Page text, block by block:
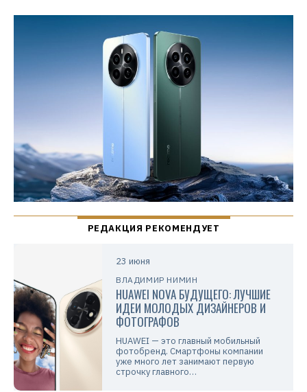
23 июня
ВЛАДИМИР НИМИН
HUAWEI NOVA БУДУЩЕГО: ЛУЧШИЕ
ИДЕИ МОЛОДЫХ ДИЗАЙНЕРОВ И
ФОТОГРАФОВ
HUAWEI — это главный мобильный
фотобренд. Смартфоны компании
уже много лет занимают первую
строчку главного…